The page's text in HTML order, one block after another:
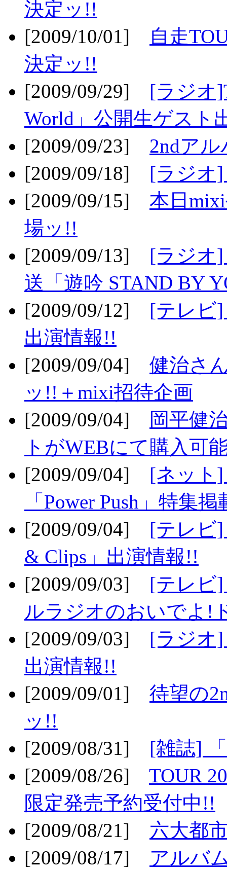
決定ッ!!
[2009/10/01]
自走
決定ッ!!
[2009/09/29] [ラジオ
World」公開生ゲスト
[2009/09/23] 2ndア
[2009/09/18] [ラジオ
[2009/09/15] 本日
場ッ!!
[2009/09/13] [ラジオ]
送「遊吟 STAND BY
[2009/09/12] [テレビ]
出演情報!!
[2009/09/04] 健治さ
ッ!!＋mixi招待企画
[2009/09/04]
岡平健
トがWEBにて購入可
[2009/09/04] [ネット]
「Power Push」特集
[2009/09/04] [テレビ]
& Clips」出演情報!!
[2009/09/03] [テレビ
ルラジオのおいでよ!
[2009/09/03] [ラジオ]
出演情報!!
[2009/09/01] 待望の
ッ!!
[2009/08/31] [雑誌]
[2009/08/26] TOUR
限定発売予約受付中!!
[2009/08/21] 六大都
[2009/08/17] アルバ